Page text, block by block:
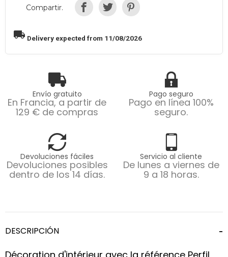
Compartir.
local_shipping Delivery expected from 11/08/2026
Envío gratuito
En Francia, a partir de
129 € de compras
Pago seguro
Pago en línea 100%
seguro.
Devoluciones fáciles
Devoluciones posibles
dentro de los 14 días.
Servicio al cliente
De lunes a viernes de
9 a 18 horas.
DESCRIPCIÓN